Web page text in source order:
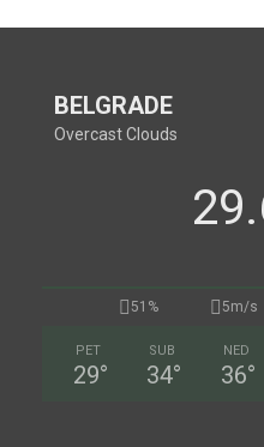
BELGRADE
Overcast Clouds
51% 5m/s
PET
29°
SUB
34°
NED
36°